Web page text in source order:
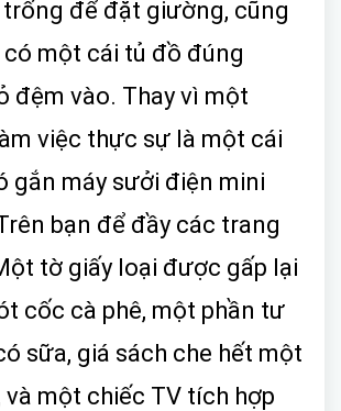
để đặt giường, cũng
một cái tủ đồ đúng
đệm vào. Thay vì một
việc thực sự là một cái
gắn máy sưởi điện mini
bạn để đầy các trang
tờ giấy loại được gấp lại
cốc cà phê, một phần tư
sữa, giá sách che hết một
một chiếc TV tích hợp